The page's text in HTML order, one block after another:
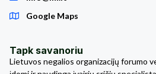
Google Maps
Tapk savanoriu
Lietuvos negalios organizacijų forumo